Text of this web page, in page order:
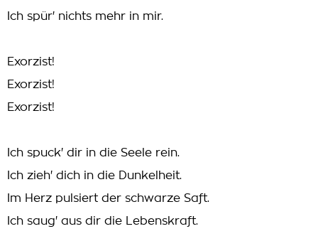
Ich spür' nichts mehr in mir.
Exorzist!
Exorzist!
Exorzist!
Ich spuck' dir in die Seele rein.
Ich zieh' dich in die Dunkelheit.
Im Herz pulsiert der schwarze Saft.
Ich saug' aus dir die Lebenskraft.